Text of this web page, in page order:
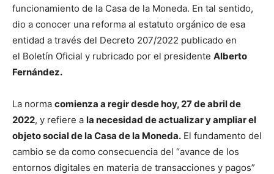
funcionamiento de la Casa de la Moneda. En tal sentido,
dio a conocer una reforma al estatuto orgánico de esa
entidad a través del Decreto 207/2022 publicado en
el Boletín Oficial y rubricado por el presidente Alberto
Fernández.
La norma comienza a regir desde hoy, 27 de abril de
2022, y refiere a la necesidad de actualizar y ampliar el
objeto social de la Casa de la Moneda. El fundamento del
cambio se da como consecuencia del “avance de los
entornos digitales en materia de transacciones y pagos”